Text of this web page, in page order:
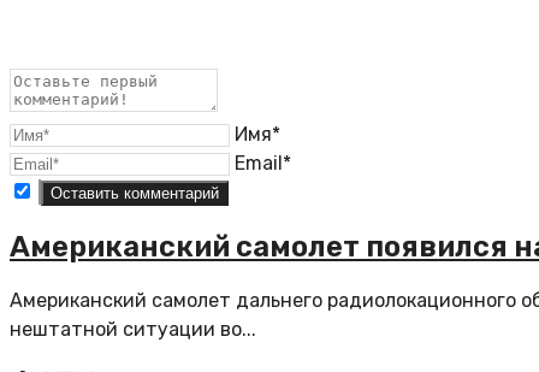
Имя*
Email*
Американский самолет появился
Американский самолет дальнего радиолокационного
нештатной ситуации во...